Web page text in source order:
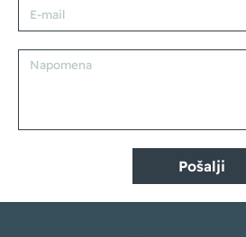
Pošalji